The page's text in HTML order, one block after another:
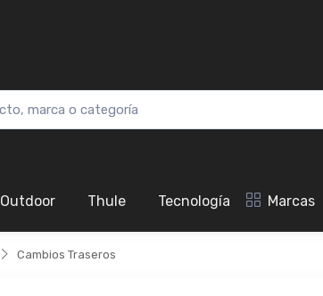
Outdoor Thule Tecnología Marcas
Cambios Traseros